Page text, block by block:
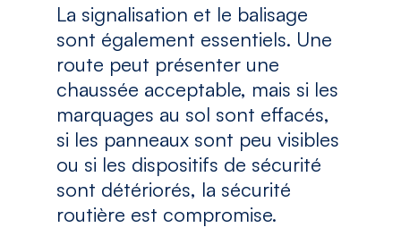
La signalisation et le balisage
sont également essentiels. Une
route peut présenter une
chaussée acceptable, mais si les
marquages au sol sont effacés,
si les panneaux sont peu visibles
ou si les dispositifs de sécurité
sont détériorés, la sécurité
routière est compromise.